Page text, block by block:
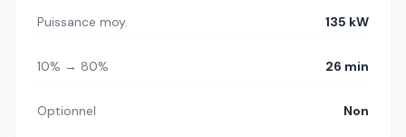
Puissance moy. 135 kW
10% → 80% 26 min
Optionnel Non